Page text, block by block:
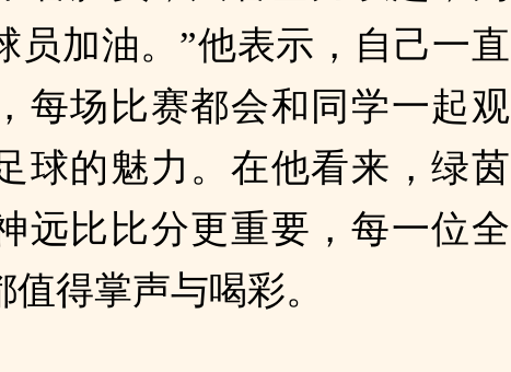
员加油。”他表示，自己一直
每场比赛都会和同学一起观
球的魅力。在他看来，绿茵
远比比分更重要，每一位全
得掌声与喝彩。